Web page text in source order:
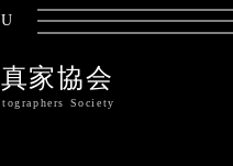
家協会
Society